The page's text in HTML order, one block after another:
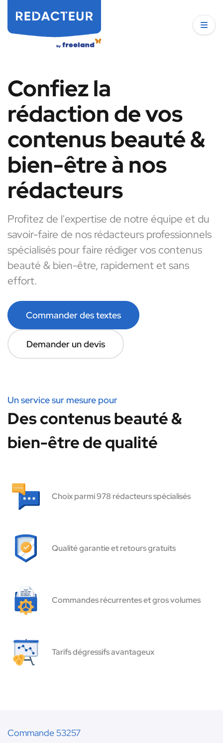
Confiez la
rédaction de vos
contenus beauté &
bien-être à nos
rédacteurs
Profitez de l'expertise de notre équipe et du
savoir-faire de nos rédacteurs professionnels
spécialisés pour faire rédiger vos contenus
beauté & bien-être, rapidement et sans
effort.
Commander des textes
Demander un devis
Un service sur mesure pour
Des contenus beauté &
bien-être de qualité
Choix parmi 978 rédacteurs spécialisés
Qualité garantie et retours gratuits
Commandes récurrentes et gros volumes
Tarifs dégressifs avantageux
Commande 53257